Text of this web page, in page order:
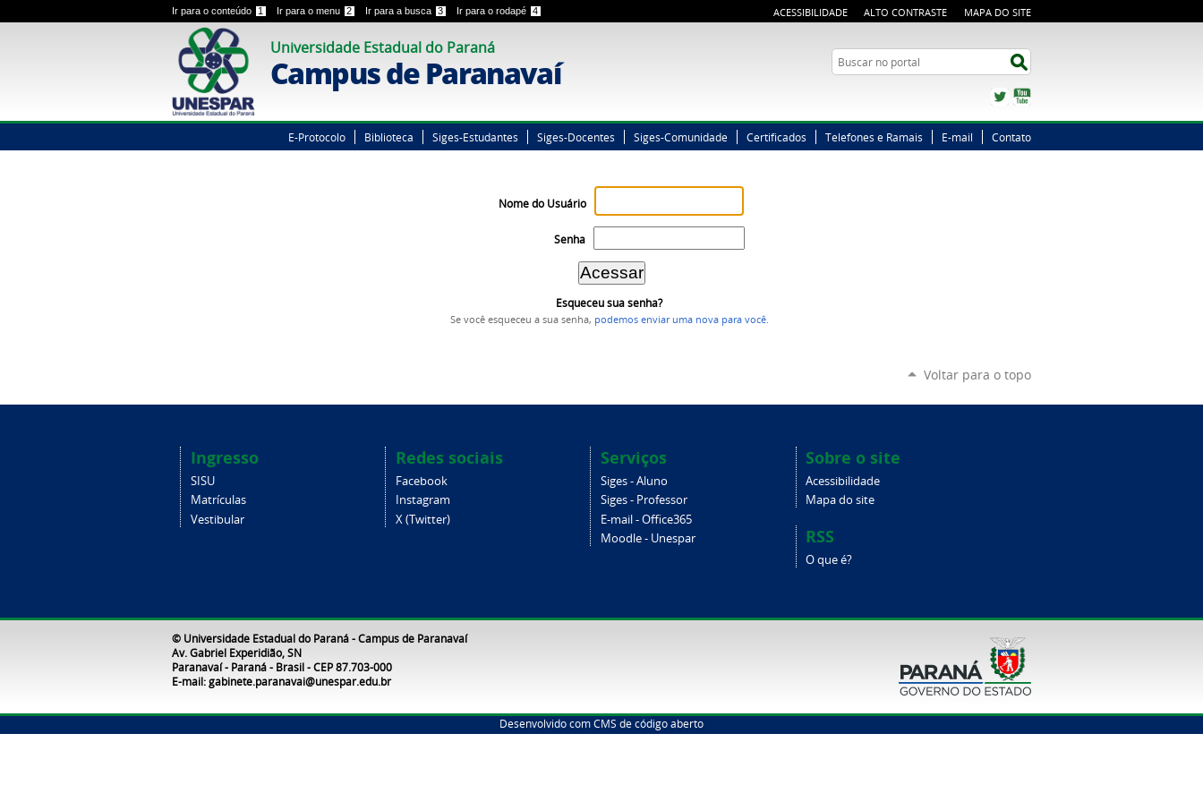
Ir para o conteúdo 1 Ir para o menu 2 Ir para a busca 3 Ir para o rodapé 4 ACESSIBILIDADE ALTO CONTRASTE MAPA DO SITE
Universidade Estadual do Paraná
Campus de Paranavaí Busca
Twitter
E-Protocolo Biblioteca Siges-Estudantes Siges-Docentes Siges-Comunidade Certificados Telefones e Ramais E-mail Contato
Nome do Usuário
Senha
Esqueceu sua senha?
Se você esqueceu a sua senha, podemos enviar uma nova para você.
Voltar para o topo
Ingresso
SISU
Matrículas
Vestibular
Redes sociais
Facebook
Instagram
X (Twitter)
Serviços
Siges - Aluno
Siges - Professor
E-mail - Office365
Moodle - Unespar
Sobre o site
Acessibilidade
Mapa do site
RSS
O que é?
© Universidade Estadual do Paraná - Campus de Paranavaí
Av. Gabriel Experidião, SN
Paranavaí - Paraná - Brasil - CEP 87.703-000
E-mail: gabinete.paranavai@unespar.edu.br
Desenvolvido com CMS de código aberto